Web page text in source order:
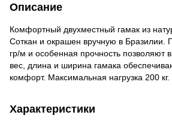
Описание
Комфортный двухместный гамак из
Соткан и окрашен вручную в Бразилии.
гр/м и особенная прочность позволяют
вес, длина и ширина гамака
комфорт. Максимальная нагрузка 200 кг.
Характеристики